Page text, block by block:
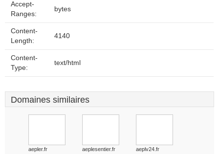
Accept-
Ranges:
bytes
Content-
Length:
4140
Content-
Type:
text/html
Domaines similaires
aepler.fr aeplesentier.fr aeplv24.fr